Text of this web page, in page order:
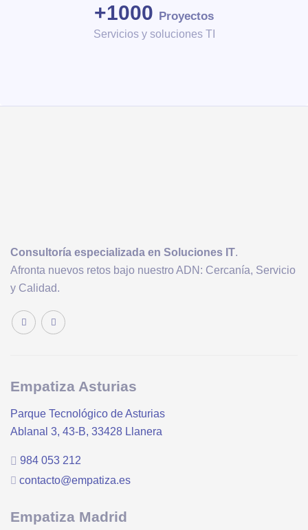
+1000 Proyectos
Servicios y soluciones TI
Consultoría especializada en Soluciones IT.
Afronta nuevos retos bajo nuestro ADN: Cercanía, Servicio
y Calidad.
Empatiza Asturias
Parque Tecnológico de Asturias
Ablanal 3, 43-B, 33428 Llanera
984 053 212
contacto@empatiza.es
Empatiza Madrid